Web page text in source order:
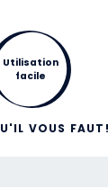
VOUS FAUT!
Utilisation
facile